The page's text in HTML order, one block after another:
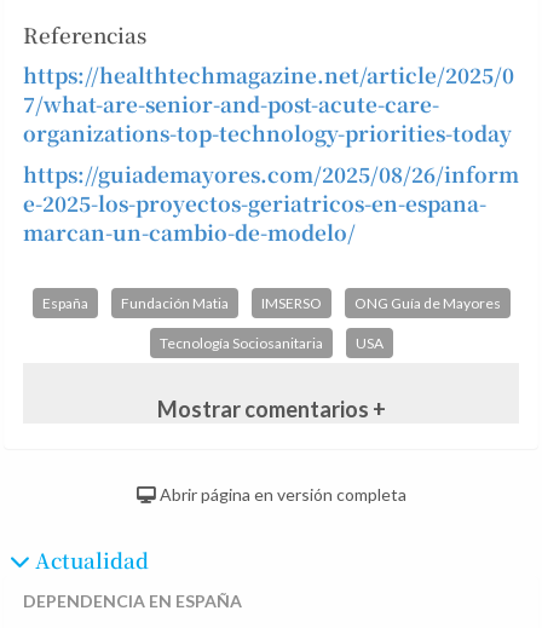
Referencias
https://healthtechmagazine.net/article/2025/0
7/what-are-senior-and-post-acute-care-
organizations-top-technology-priorities-today
https://guiademayores.com/2025/08/26/inform
e-2025-los-proyectos-geriatricos-en-espana-
marcan-un-cambio-de-modelo/
España Fundación Matia IMSERSO ONG Guía de Mayores
Tecnología Sociosanitaria USA
Mostrar comentarios +
Abrir página en versión completa
Actualidad
DEPENDENCIA EN ESPAÑA